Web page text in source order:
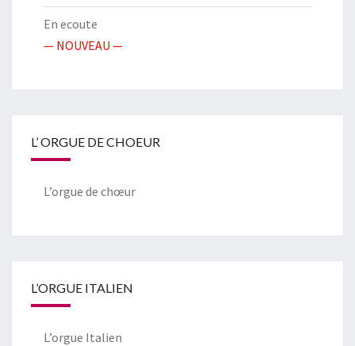
En ecoute
— NOUVEAU —
L’ ORGUE DE CHOEUR
L’orgue de chœur
L’ORGUE ITALIEN
L’orgue Italien